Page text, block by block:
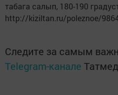
табага салып, 180-190
http://kiziltan.ru/poleznoe/
Следите за самым
Telegram-канале